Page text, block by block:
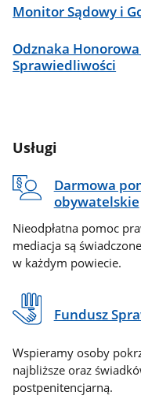
Monitor Sądowy i
Odznaka
Sprawiedliwości
Usługi
Darmowa
obywatelskie
Nieodpłatna pomoc
mediacja są
w każdym powiecie.
Fundusz
Wspieramy osoby
najbliższe oraz
postpenitencjarną.